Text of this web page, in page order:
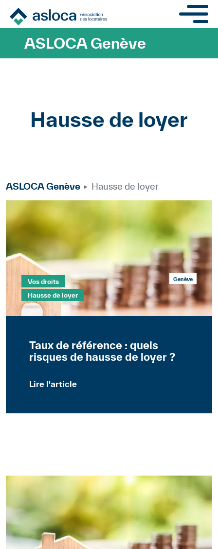
Aller au contenu
ASLOCA Genève
Hausse de loyer
ASLOCA Genève Hausse de loyer
Mots clés
Vos droits
Hausse de loyer
Section
Genève
Bannière
Taux de référence : quels
risques de hausse de loyer ?
Lire l'article
Bannière